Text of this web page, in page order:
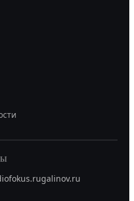
galinov.ru